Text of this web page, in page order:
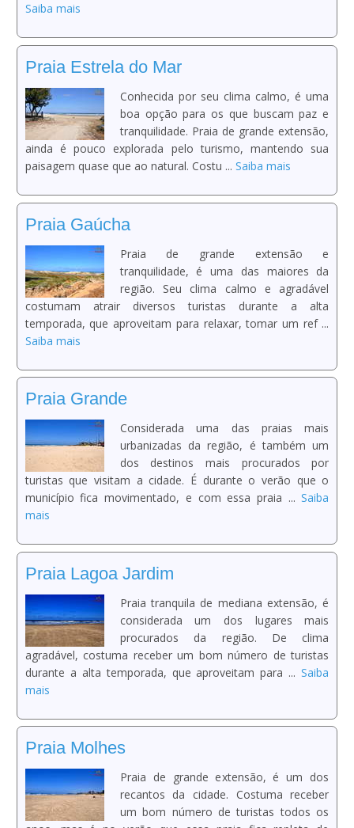
Saiba mais
Praia Estrela do Mar
Conhecida por seu clima calmo, é uma
boa opção para os que buscam paz e
tranquilidade. Praia de grande extensão,
ainda é pouco explorada pelo turismo, mantendo sua
paisagem quase que ao natural. Costu ... Saiba mais
Praia Gaúcha
Praia de grande extensão e
tranquilidade, é uma das maiores da
região. Seu clima calmo e agradável
costumam atrair diversos turistas durante a alta
temporada, que aproveitam para relaxar, tomar um ref ...
Saiba mais
Praia Grande
Considerada uma das praias mais
urbanizadas da região, é também um
dos destinos mais procurados por
turistas que visitam a cidade. É durante o verão que o
município fica movimentado, e com essa praia ...Saiba
mais
Praia Lagoa Jardim
Praia tranquila de mediana extensão, é
considerada um dos lugares mais
procurados da região. De clima
agradável, costuma receber um bom número de turistas
durante a alta temporada, que aproveitam para ...Saiba
mais
Praia Molhes
Praia de grande extensão, é um dos
recantos da cidade. Costuma receber
um bom número de turistas todos os